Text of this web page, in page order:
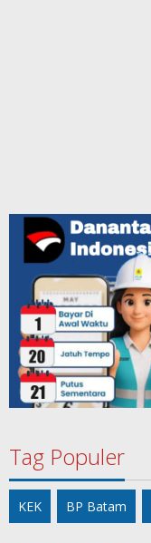
Tag Populer
KEK BP Batam